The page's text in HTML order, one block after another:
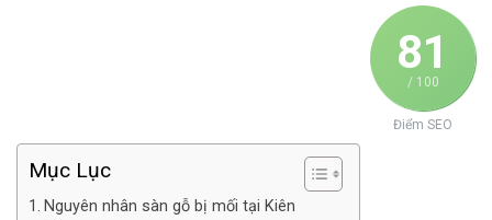
81
/ 100
Điểm SEO
Mục Lục
Nguyên nhân sàn gỗ bị mối tại Kiên